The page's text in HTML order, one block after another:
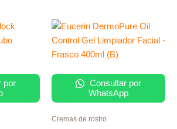
por
Consultar por
WhatsApp
Cremas de rostro